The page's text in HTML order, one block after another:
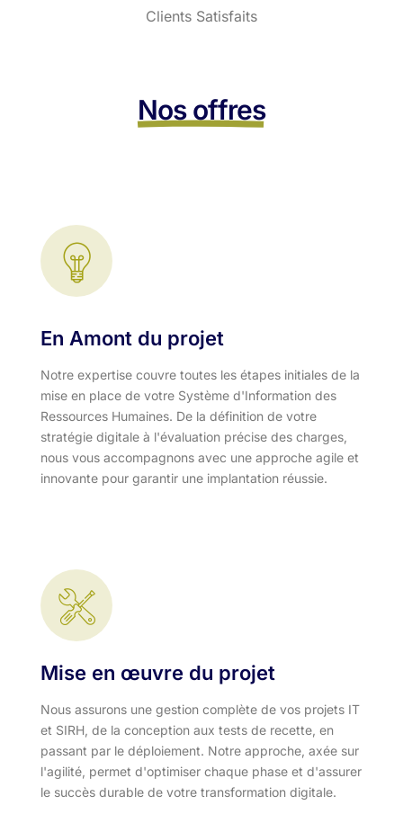
Clients Satisfaits
Nos offres
En Amont du projet
Notre expertise couvre toutes les étapes initiales de la
mise en place de votre Système d'Information des
Ressources Humaines. De la définition de votre
stratégie digitale à l'évaluation précise des charges,
nous vous accompagnons avec une approche agile et
innovante pour garantir une implantation réussie.
Mise en œuvre du projet
Nous assurons une gestion complète de vos projets IT
et SIRH, de la conception aux tests de recette, en
passant par le déploiement. Notre approche, axée sur
l'agilité, permet d'optimiser chaque phase et d'assurer
le succès durable de votre transformation digitale.